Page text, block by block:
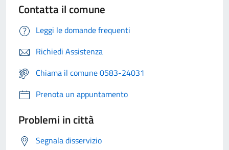
Contatta il comune
Leggi le domande frequenti
Richiedi Assistenza
Chiama il comune 0583-24031
Prenota un appuntamento
Problemi in città
Segnala disservizio